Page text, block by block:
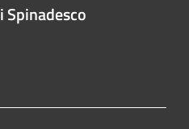
Spinadesco